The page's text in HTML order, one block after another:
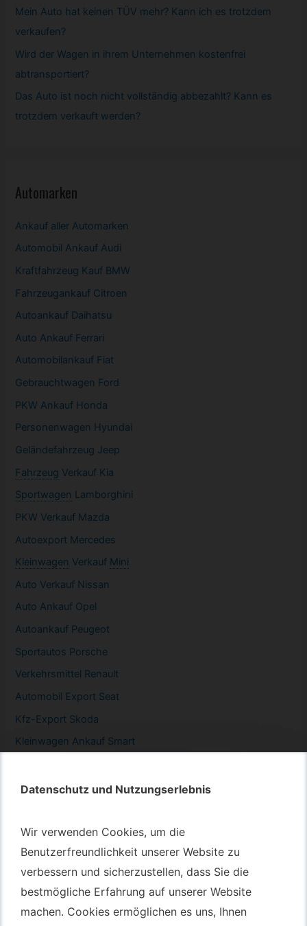
Datenschutz und Nutzungserlebnis
Wir verwenden Cookies, um die
Benutzerfreundlichkeit unserer Website zu
verbessern und sicherzustellen, dass Sie die
bestmögliche Erfahrung auf unserer Website
machen. Cookies ermöglichen es uns, Ihnen
Datenschutz und Nutzungserlebnis
Wir verwenden Cookies, um die
Benutzerfreundlichkeit unserer Website zu
verbessern und sicherzustellen, dass Sie die
bestmögliche Erfahrung auf unserer Website
machen. Cookies ermöglichen es uns, Ihnen
Mein Auto hat keinen TÜV mehr? Kann ich es trotzdem
verkaufen?
Wird der Wagen in ihrem Unternehmen kostenfrei
abtransportiert?
Das Auto ist noch nicht vollständig abbezahlt? Kann es
trotzdem verkauft werden?
Automarken
Ankauf aller Automarken
Automobil Ankauf Audi
Kraftfahrzeug Kauf BMW
Fahrzeugankauf Citroen
Autoankauf Daihatsu
Auto Ankauf Ferrari
Automobilankauf Fiat
Gebrauchtwagen Ford
PKW Ankauf Honda
Personenwagen Hyundai
Geländefahrzeug Jeep
Fahrzeug Verkauf Kia
Sportwagen Lamborghini
PKW Verkauf Mazda
Autoexport Mercedes
Kleinwagen Verkauf Mini
Auto Verkauf Nissan
Auto Ankauf Opel
Autoankauf Peugeot
Sportautos Porsche
Verkehrsmittel Renault
Automobil Export Seat
Kfz-Export Skoda
Kleinwagen Ankauf Smart
Autotransport Bochum
Autotransport Düsseldorf
Autotransport Essen
Autoexport Gelsenkirchen